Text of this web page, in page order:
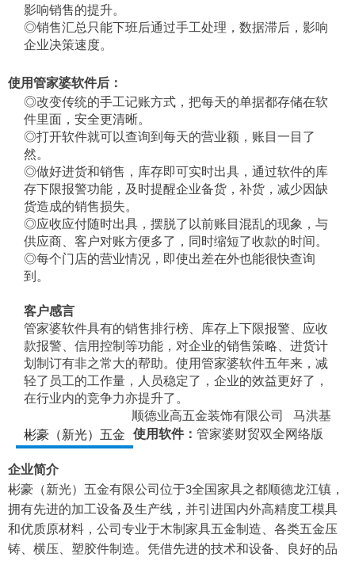
影响销售的提升。
◎销售汇总只能下班后通过手工处理，数据滞后，影响
企业决策速度。
使用管家婆软件后：
◎改变传统的手工记账方式，把每天的单据都存储在软
件里面，安全更清晰。
◎打开软件就可以查询到每天的营业额，账目一目了
然。
◎做好进货和销售，库存即可实时出具，通过软件的库
存下限报警功能，及时提醒企业备货，补货，减少因缺
货造成的销售损失。
◎应收应付随时出具，摆脱了以前账目混乱的现象，与
供应商、客户对账方便多了，同时缩短了收款的时间。
◎每个门店的营业情况，即使出差在外也能很快查询
到。
客户感言
管家婆软件具有的销售排行榜、库存上下限报警、应收
款报警、信用控制等功能，对企业的销售策略、进货计
划制订有非之常大的帮助。使用管家婆软件五年来，减
轻了员工的工作量，人员稳定了，企业的效益更好了，
在行业内的竞争力亦提升了。
顺德业高五金装饰有限公司
马洪基
彬豪（新光）五金
使用软件： 管家婆财贸双全网络版
企业简介
彬豪（新光）五金有限公司位于3全国家具之都顺德龙江镇，
拥有先进的加工设备及生产线，并引进国内外高精度工模具
和优质原材料，公司专业于木制家具五金制造、各类五金压
铸、横压、塑胶件制造。凭借先进的技术和设备、良好的品